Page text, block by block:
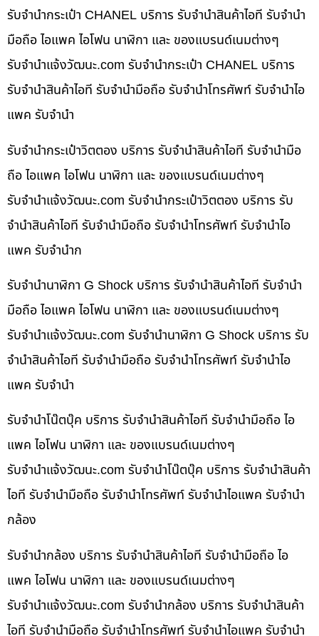
รับจำนำกระเป๋า CHANEL บริการ รับจำนำสินค้าไอที รับจำนำ
มือถือ ไอแพค ไอโฟน นาฬิกา และ ของแบรนด์เนมต่างๆ
รับจํานําแจ้งวัฒนะ.com รับจำนำกระเป๋า CHANEL บริการ
รับจำนำสินค้าไอที รับจำนำมือถือ รับจำนำโทรศัพท์ รับจำนำไอ
แพค รับจำนำ
รับจำนำกระเป๋าวิตตอง บริการ รับจำนำสินค้าไอที รับจำนำมือ
ถือ ไอแพค ไอโฟน นาฬิกา และ ของแบรนด์เนมต่างๆ
รับจํานําแจ้งวัฒนะ.com รับจำนำกระเป๋าวิตตอง บริการ รับ
จำนำสินค้าไอที รับจำนำมือถือ รับจำนำโทรศัพท์ รับจำนำไอ
แพค รับจำนำก
รับจำนำนาฬิกา G Shock บริการ รับจำนำสินค้าไอที รับจำนำ
มือถือ ไอแพค ไอโฟน นาฬิกา และ ของแบรนด์เนมต่างๆ
รับจํานําแจ้งวัฒนะ.com รับจำนำนาฬิกา G Shock บริการ รับ
จำนำสินค้าไอที รับจำนำมือถือ รับจำนำโทรศัพท์ รับจำนำไอ
แพค รับจำนำ
รับจำนำโน๊ตบุ๊ค บริการ รับจำนำสินค้าไอที รับจำนำมือถือ ไอ
แพค ไอโฟน นาฬิกา และ ของแบรนด์เนมต่างๆ
รับจํานําแจ้งวัฒนะ.com รับจำนำโน๊ตบุ๊ค บริการ รับจำนำสินค้า
ไอที รับจำนำมือถือ รับจำนำโทรศัพท์ รับจำนำไอแพค รับจำนำ
กล้อง
รับจำนำกล้อง บริการ รับจำนำสินค้าไอที รับจำนำมือถือ ไอ
แพค ไอโฟน นาฬิกา และ ของแบรนด์เนมต่างๆ
รับจํานําแจ้งวัฒนะ.com รับจำนำกล้อง บริการ รับจำนำสินค้า
ไอที รับจำนำมือถือ รับจำนำโทรศัพท์ รับจำนำไอแพค รับจำนำ